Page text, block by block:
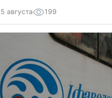
5 августа 199